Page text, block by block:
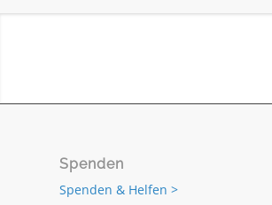
Spenden
Spenden & Helfen >